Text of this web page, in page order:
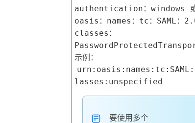
authentication：windows
oasis：names：tc：SAML：
classes：
示例：
lasses:unspecified
要使用多个